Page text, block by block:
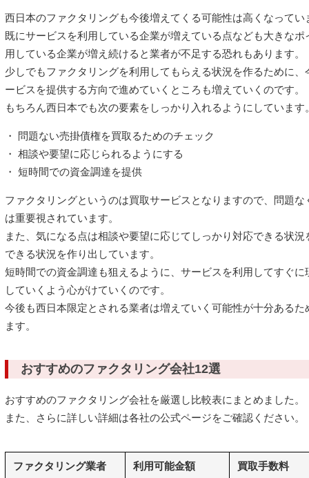
西日本のファクタリングも今後増えてくる可能性は高くなってい
既にサービスを利用している企業が増えている点なども大きな
用している企業が増え続けると業者が不足する恐れもあります。
少しでもファクタリングを利用してもらえる状況を作るために
ービスを提供する方向で進めていくところも増えていくのです。
もちろん西日本でも次の要素をしっかり入れるようにしています
・ 問題ない売掛債権を買取るためのチェック
・ 相談や要望に応じられるようにする
・ 短時間での資金調達を提供
ファクタリングというのは買取サービスとなりますので、問題
は重要視されています。
また、気になる点は相談や要望に応じてしっかり対応できる状
できる状況を作り出しています。
短時間での資金調達も狙えるように、サービスを利用してすぐ
していくよう心がけていくのです。
今後も西日本限定とされる業者は増えていく可能性が十分ある
ます。
おすすめのファクタリング会社12選
おすすめのファクタリング会社を厳選し比較表にまとめました。
また、さらに詳しい詳細は各社の公式ページをご確認ください。
ファクタリング業者 利用可能金額 買取手数料